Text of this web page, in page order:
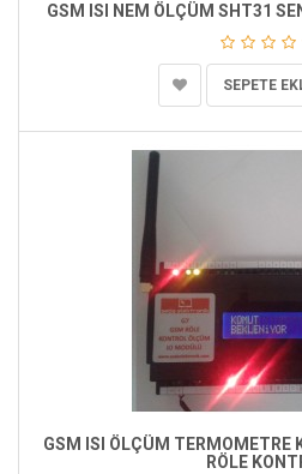
GSM ISI NEM ÖLÇÜM SHT31
SEPETE
GSM ISI ÖLÇÜM TERMOMETRE
RÖLE